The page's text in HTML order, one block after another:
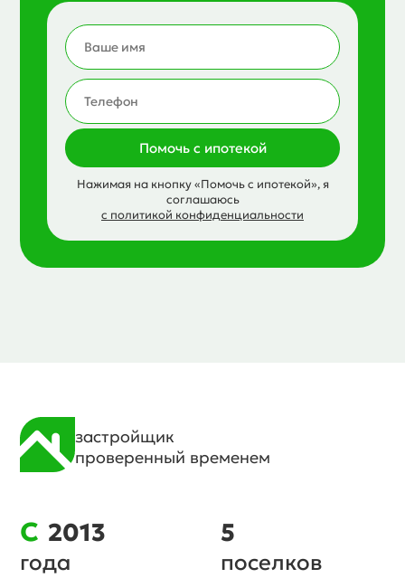
Помочь с ипотекой
Нажимая на кнопку «Помочь с ипотекой», я
соглашаюсь
с политикой конфиденциальности
застройщик
проверенный временем
с 2013
года
5
поселков